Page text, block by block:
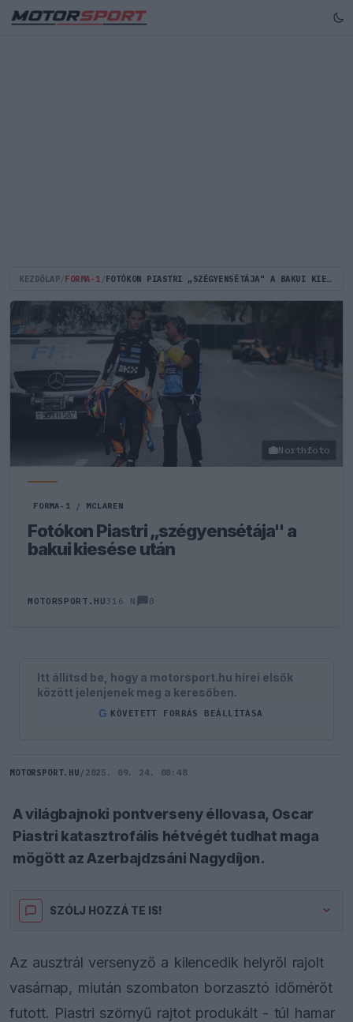
KEZDŐLAP FORMA-1 FOTÓKON PIASTRI „SZÉGYENSÉTÁJA" A BAKUI KIESÉSE UTÁN
Northfoto
FORMA-1 / MCLAREN
Fotókon Piastri „szégyensétája" a
bakui kiesése után
MOTORSPORT.HU316 N 0
Itt állítsd be, hogy a motorsport.hu hírei elsők
között jelenjenek meg a keresőben.
G KÖVETETT FORRÁS BEÁLLÍTÁSA
MOTORSPORT.HU / 2025. 09. 24. 08:48
A világbajnoki pontverseny éllovasa, Oscar
Piastri katasztrofális hétvégét tudhat maga
mögött az Azerbajdzsáni Nagydíjon.
SZÓLJ HOZZÁ TE IS!
Az ausztrál versenyző a kilencedik helyről rajolt
vasárnap, miután szombaton borzasztó időmérőt
futott. Piastri szörnyű rajtot produkált - túl hamar